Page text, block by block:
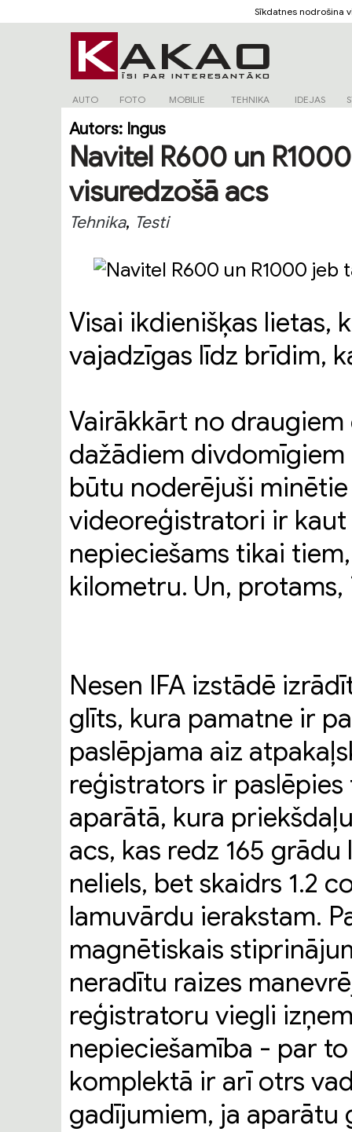
Sīkdatnes nodrošina
AUTO FOTO MOBILIE TEHNIKA IDEJAS
Autors: Ingus
Navitel R600 un
visuredzošā acs
Tehnika, Testi
Visai ikdienišķas lietas,
vajadzīgas līdz brīdim,
Vairākkārt no
dažādiem
būtu noderējuši
videoreģistratori ir kaut
nepieciešams tikai
kilometru. Un, protams,
Nesen IFA izstādē
glīts, kura pamatne ir
paslēpjama aiz
reģistrators ir
aparātā, kura
acs, kas redz 165
neliels, bet skaidrs 1.2
lamuvārdu ierakstam.
magnētiskais
neradītu raizes
reģistratoru viegli
nepieciešamība - par
komplektā ir arī otrs
gadījumiem, ja aparātu